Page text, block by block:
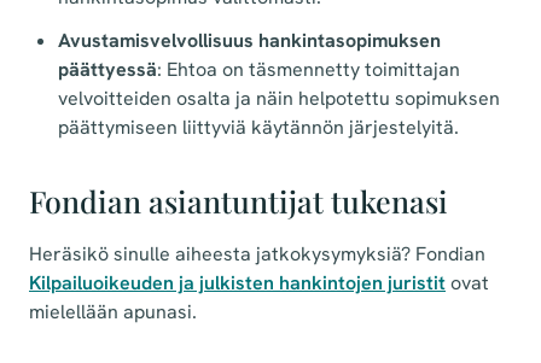
Avustamisvelvollisuus hankintasopimuksen
päättyessä: Ehtoa on täsmennetty toimittajan
velvoitteiden osalta ja näin helpotettu sopimuksen
päättymiseen liittyviä käytännön järjestelyitä.
Fondian asiantuntijat tukenasi
Heräsikö sinulle aiheesta jatkokysymyksiä? Fondian
Kilpailuoikeuden ja julkisten hankintojen juristitovat
mielellään apunasi.